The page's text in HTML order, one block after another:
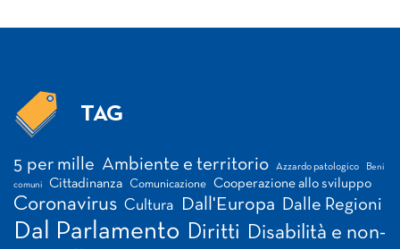
TAG
5 per mille Ambiente e territorio Azzardo patologico Beni
comuni Cittadinanza Comunicazione Cooperazione allo sviluppo
Coronavirus Cultura Dall'Europa Dalle Regioni
Dal Parlamento Diritti Disabilità e non-